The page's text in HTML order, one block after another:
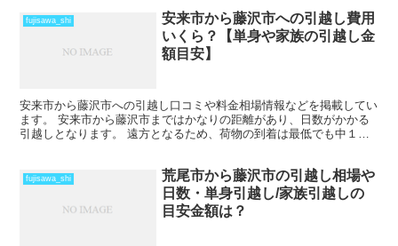
fujisawa_shi
安来市から藤沢市への引越し費用
いくら？【単身や家族の引越し金
額目安】
安来市から藤沢市への引越し口コミや料金相場情報などを掲載してい
ます。 安来市から藤沢市まではかなりの距離があり、日数がかかる
引越しとなります。 遠方となるため、荷物の到着は最低でも中１日
fujisawa_shi
荒尾市から藤沢市の引越し相場や
日数・単身引越し/家族引越しの
目安金額は？